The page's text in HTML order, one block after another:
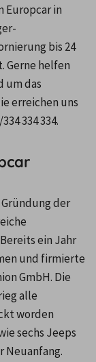
Europcar in
bis 24
Gerne helfen
um das
erreichen uns
334 334.
der
ein Jahr
und firmierte
GmbH. Die
alle
worden
sechs Jeeps
Neuanfang.